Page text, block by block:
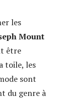
les
Mount
être
toile, les
sont
du genre à